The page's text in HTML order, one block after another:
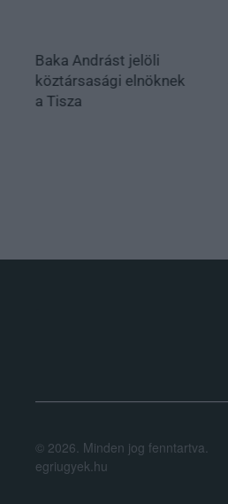
Baka Andrást jelöli
köztársasági elnöknek
a Tisza
© 2026. Minden jog fenntartva.
egriugyek.hu